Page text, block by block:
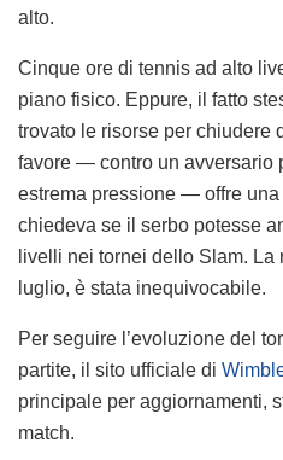
alto.
Cinque ore di tennis ad alto
piano fisico. Eppure, il fatto
trovato le risorse per chiudere
favore — contro un avversario
estrema pressione — offre
chiedeva se il serbo potesse
livelli nei tornei dello Slam. La
luglio, è stata inequivocabile.
Per seguire l’evoluzione del
partite, il sito ufficiale di
principale per aggiornamenti,
match.